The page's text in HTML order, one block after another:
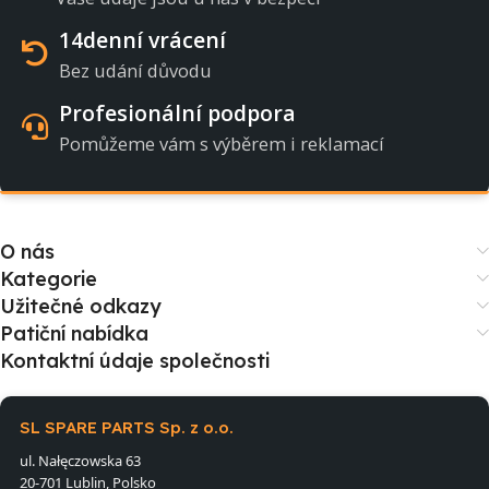
14denní vrácení
Bez udání důvodu
Profesionální podpora
Pomůžeme vám s výběrem i reklamací
O nás
Kategorie
Užitečné odkazy
Patiční nabídka
Kontaktní údaje společnosti
SL SPARE PARTS Sp. z o.o.
ul. Nałęczowska 63
20-701 Lublin, Polsko